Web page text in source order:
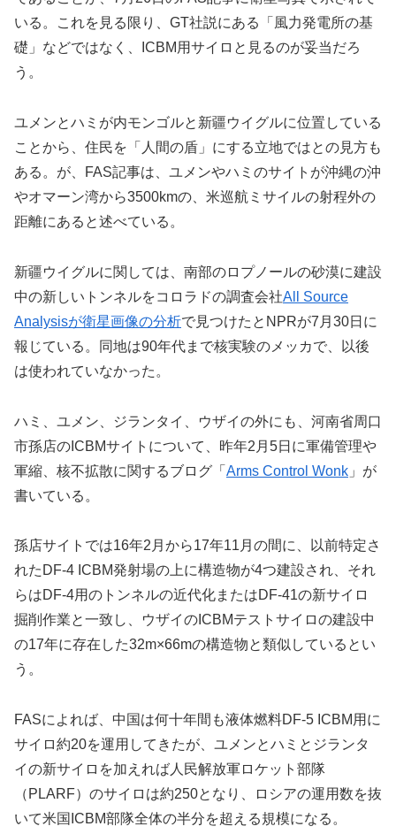
いる。これを見る限り、GT社説にある「風力発電所の基
礎」などではなく、ICBM用サイロと見るのが妥当だろ
う。
ユメンとハミが内モンゴルと新疆ウイグルに位置している
ことから、住民を「人間の盾」にする立地ではとの見方も
ある。が、FAS記事は、ユメンやハミのサイトが沖縄の沖
やオマーン湾から3500kmの、米巡航ミサイルの射程外の
距離にあると述べている。
新疆ウイグルに関しては、南部のロプノールの砂漠に建設
中の新しいトンネルをコロラドの調査会社All Source
Analysisが衛星画像の分析で見つけたとNPRが7月30日に
報じている。同地は90年代まで核実験のメッカで、以後
は使われていなかった。
ハミ、ユメン、ジランタイ、ウザイの外にも、河南省周口
市孫店のICBMサイトについて、昨年2月5日に軍備管理や
軍縮、核不拡散に関するブログ「 Arms Control Wonk 」が
書いている。
孫店サイトでは16年2月から17年11月の間に、以前特定さ
れたDF-4 ICBM発射場の上に構造物が4つ建設され、それ
らはDF-4用のトンネルの近代化またはDF-41の新サイロ
掘削作業と一致し、ウザイのICBMテストサイロの建設中
の17年に存在した32m×66mの構造物と類似しているとい
う。
FASによれば、中国は何十年間も液体燃料DF-5 ICBM用に
サイロ約20を運用してきたが、ユメンとハミとジランタ
イの新サイロを加えれば人民解放軍ロケット部隊
（PLARF）のサイロは約250となり、ロシアの運用数を抜
いて米国ICBM部隊全体の半分を超える規模になる。